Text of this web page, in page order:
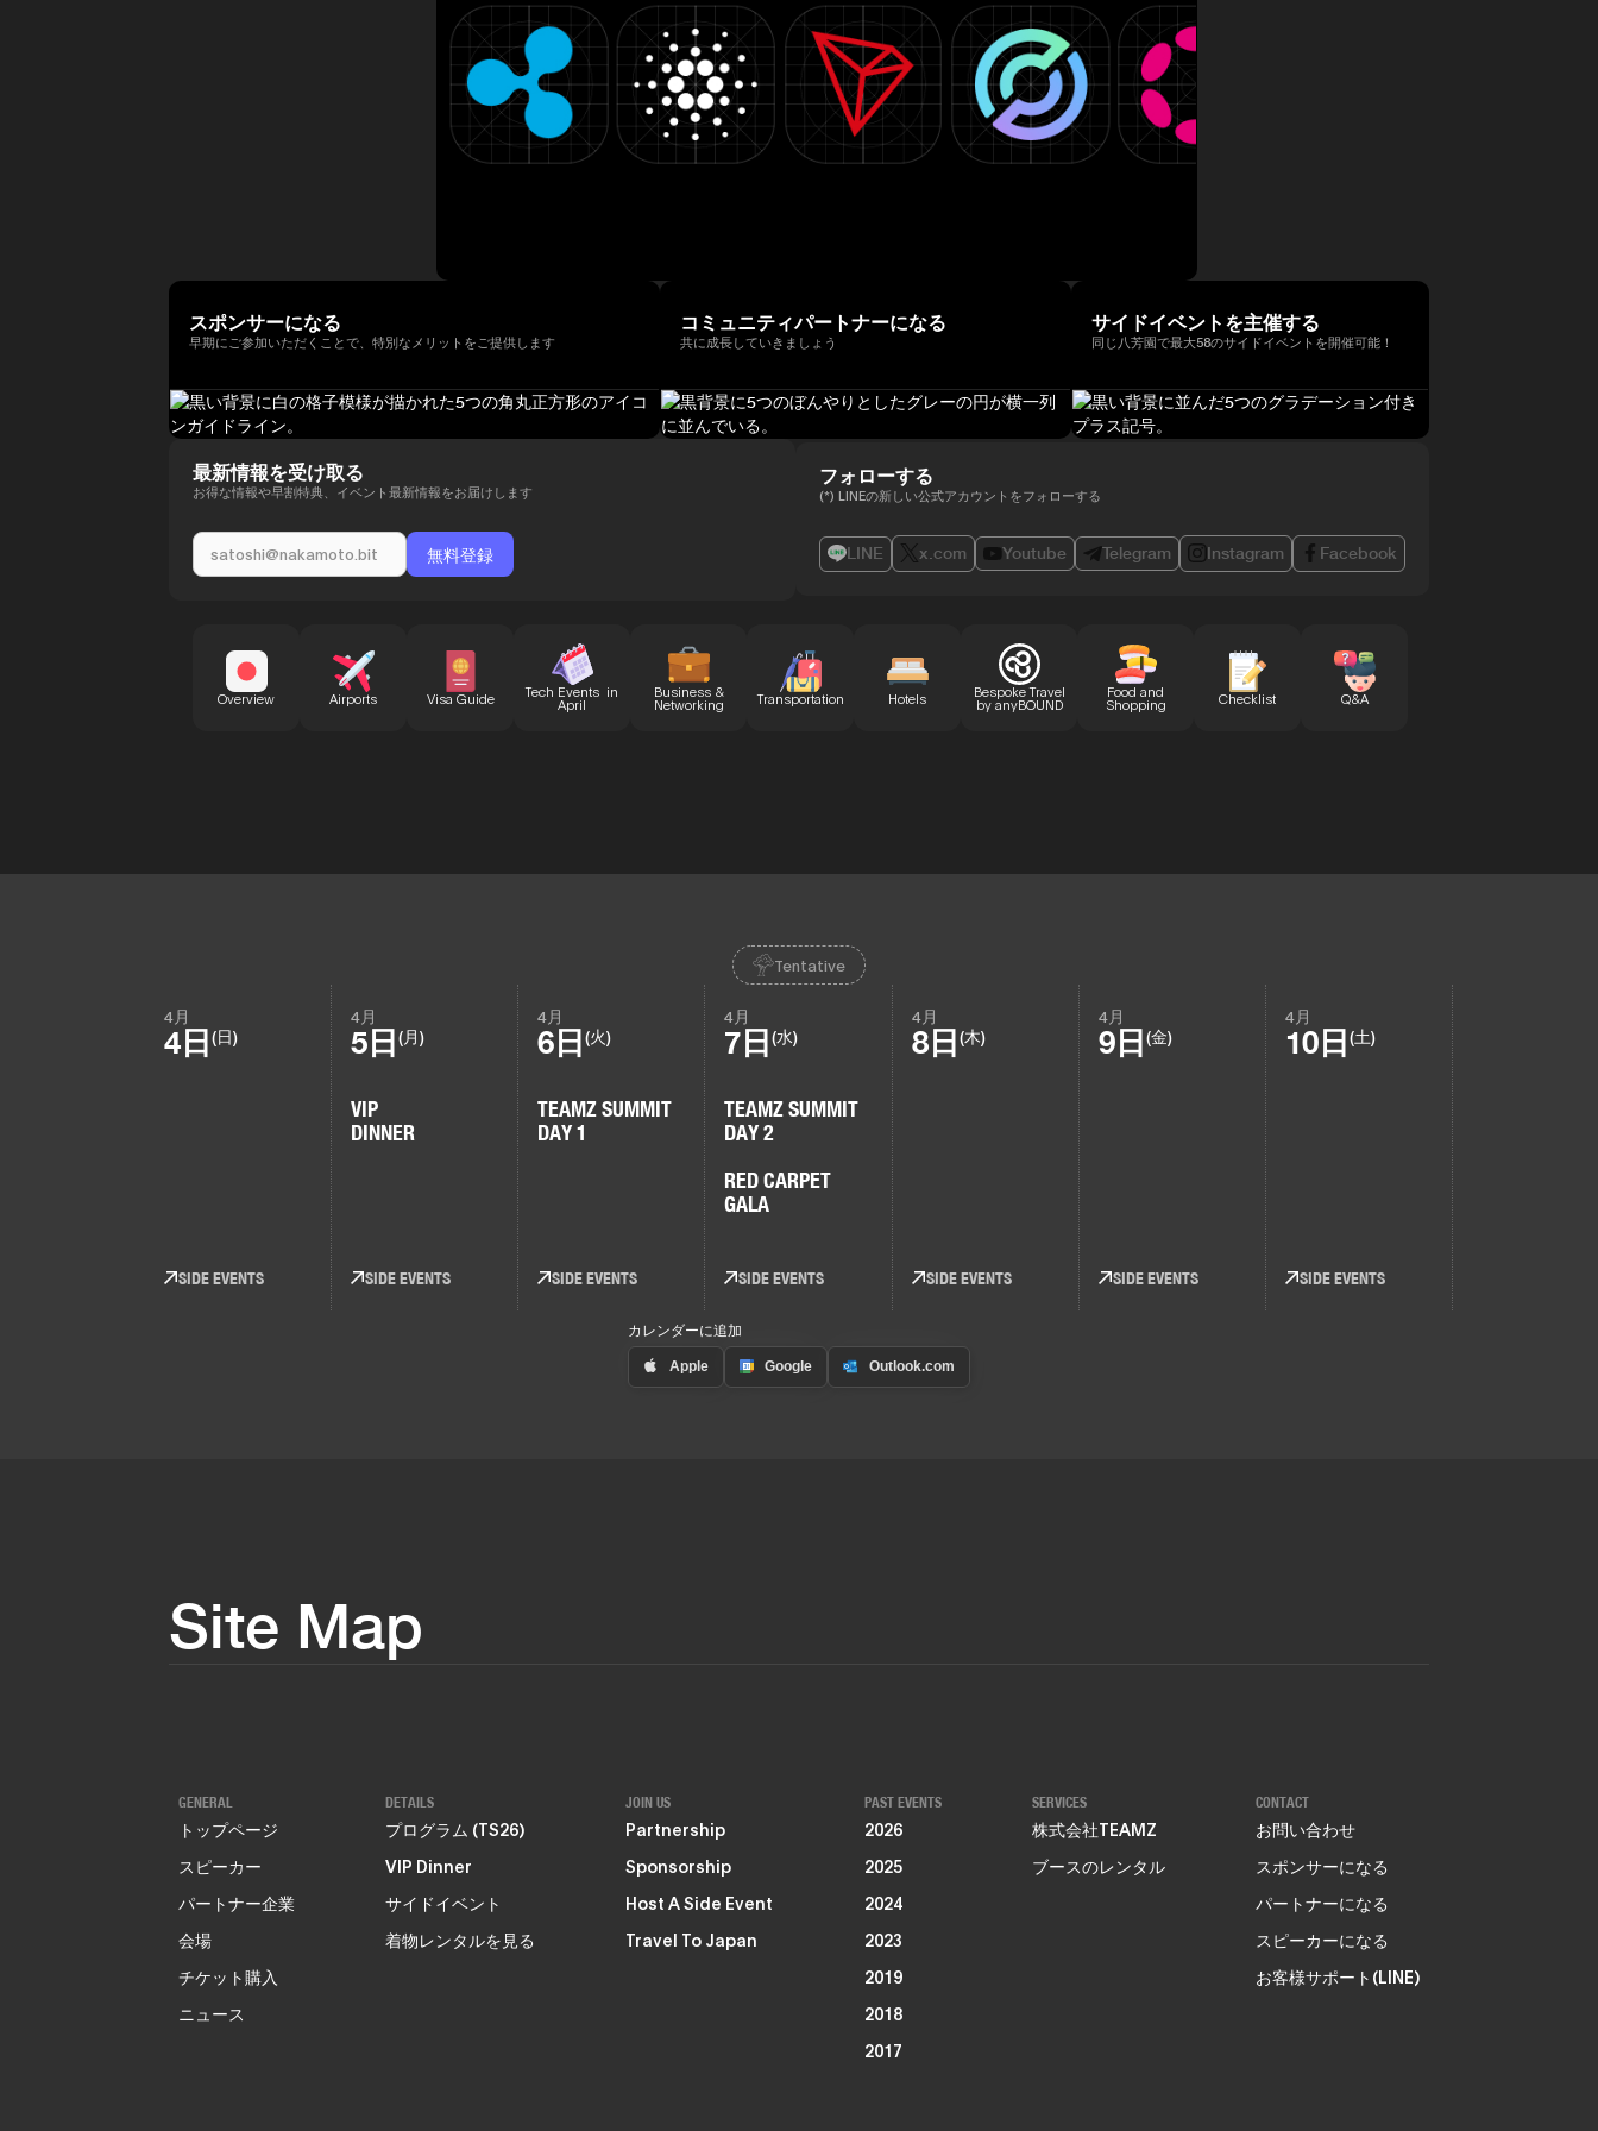
スポンサーになる
早期にご参加いただくことで、特別なメリットをご提供します
コミュニティパートナーになる
共に成長していきましょう
サイドイベントを主催する
同じ八芳園で最大58のサイドイベントを開催可能！
最新情報を受け取る
お得な情報や早割特典、イベント最新情報をお届けします
フォローする
(*) LINEの新しい公式アカウントをフォローする
LINE x.com Youtube Telegram Instagram Facebook
Overview Airports Visa Guide Tech Events in
April
Business &
Networking Transportation Hotels Bespoke Travel
by anyBOUND
Food and
Shopping Checklist Q&A
Tentative
4月
4日 (日)
SIDE EVENTS
4月
5日(月)
VIP
DINNER
SIDE EVENTS
4月
6日(火)
TEAMZ SUMMIT
DAY 1
SIDE EVENTS
4月
7日(水)
TEAMZ SUMMIT
DAY 2
RED CARPET
GALA
SIDE EVENTS
4月
8日 (木)
SIDE EVENTS
4月
9日 (金)
SIDE EVENTS
4月
10日 (土)
SIDE EVENTS
カレンダーに追加
Site Map
GENERAL
トップページ
スピーカー
パートナー企業
会場
チケット購入
ニュース
DETAILS
プログラム (TS26)
VIP Dinner
サイドイベント
着物レンタルを見る
JOIN US
Partnership
Sponsorship
Host A Side Event
Travel To Japan
PAST EVENTS
2026
2025
2024
2023
2019
2018
2017
SERVICES
株式会社TEAMZ
ブースのレンタル
CONTACT
お問い合わせ
スポンサーになる
パートナーになる
スピーカーになる
お客様サポート(LINE)